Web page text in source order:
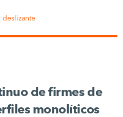
de firmes de
monolíticos